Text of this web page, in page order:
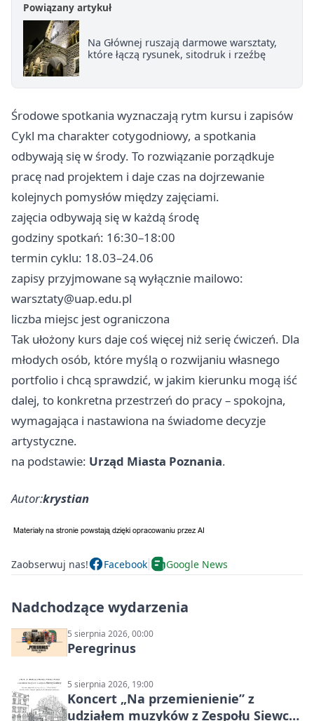
Powiązany artykuł
Na Głównej ruszają darmowe warsztaty,
które łączą rysunek, sitodruk i rzeźbę
Środowe spotkania wyznaczają rytm kursu i zapisów
Cykl ma charakter cotygodniowy, a spotkania
odbywają się w środy. To rozwiązanie porządkuje
pracę nad projektem i daje czas na dojrzewanie
kolejnych pomysłów między zajęciami.
zajęcia odbywają się w każdą środę
godziny spotkań: 16:30–18:00
termin cyklu: 18.03–24.06
zapisy przyjmowane są wyłącznie mailowo:
warsztaty@uap.edu.pl
liczba miejsc jest ograniczona
Tak ułożony kurs daje coś więcej niż serię ćwiczeń. Dla
młodych osób, które myślą o rozwijaniu własnego
portfolio i chcą sprawdzić, w jakim kierunku mogą iść
dalej, to konkretna przestrzeń do pracy – spokojna,
wymagająca i nastawiona na świadome decyzje
artystyczne.
na podstawie: Urząd Miasta Poznania.
Autor:krystian
Zaobserwuj nas! Facebook Google News
Nadchodzące wydarzenia
5 sierpnia 2026, 00:00
Peregrinus
5 sierpnia 2026, 19:00
Koncert „Na przemienienie” z
udziałem muzyków z Zespołu Siewcy